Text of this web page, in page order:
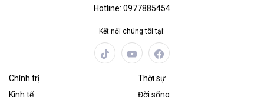
Hotline: 0977885454
Kết nối chúng tôi tại:
Chính trị
Thời sự
Kinh tế
Đời sống